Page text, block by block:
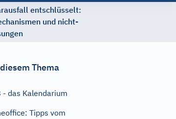
entschlüsselt:
und nicht-
Thema
das Kalendarium
Tipps vom